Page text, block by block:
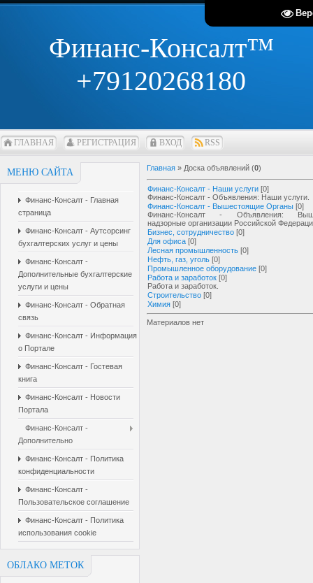
Финанс-Консалт™
+79120268180
ГЛАВНАЯ РЕГИСТРАЦИЯ ВХОД RSS
МЕНЮ САЙТА
Финанс-Консалт - Главная
страница
Финанс-Консалт - Аутсорсинг
бухгалтерских услуг и цены
Финанс-Консалт -
Дополнительные бухгалтерские
услуги и цены
Финанс-Консалт - Обратная
связь
Финанс-Консалт - Информация
о Портале
Финанс-Консалт - Гостевая
книга
Финанс-Консалт - Новости
Портала
Финанс-Консалт -
Дополнительно
Финанс-Консалт - Политика
конфиденциальности
Финанс-Консалт -
Пользовательское соглашение
Финанс-Консалт - Политика
использования cookie
ОБЛАКО МЕТОК
Главная » Доска объявлений (0)
Финанс-Консалт - Наши услуги [0]
Финанс-Консалт - Объявления: Наши услуги.
Финанс-Консалт - Вышестоящие Органы [0]
Финанс-Консалт - Объявления:
надзорные организации Российской
Бизнес, сотрудничество [0]
Для офиса [0]
Лесная промышленность [0]
Нефть, газ, уголь [0]
Промышленное оборудование [0]
Работа и заработок [0]
Работа и заработок.
Строительство [0]
Химия [0]
Материалов нет